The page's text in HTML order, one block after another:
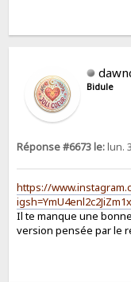
Bidule
Réponse #6673 le:lun.
https://
igsh=YmU4enl2c2JiZm1x
Il te manque une
version pensée par le